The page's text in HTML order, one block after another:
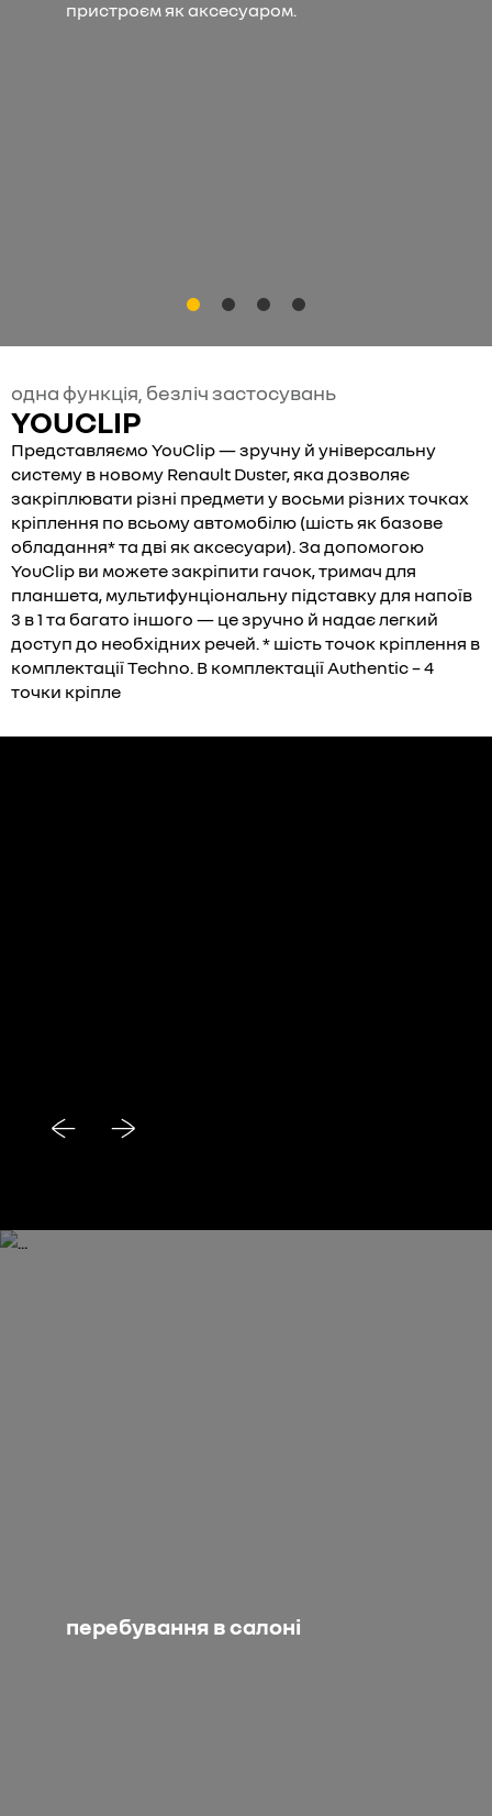
пристроєм як аксесуаром.
одна функція, безліч застосувань
YOUCLIP
Представляємо YouClip — зручну й універсальну
систему в новому Renault Duster, яка дозволяє
закріплювати різні предмети у восьми різних точках
кріплення по всьому автомобілю (шість як базове
обладання* та дві як аксесуари). За допомогою
YouClip ви можете закріпити гачок, тримач для
планшета, мультифунціональну підставку для напоїв
3 в 1 та багато іншого — це зручно й надає легкий
доступ до необхідних речей. * шість точок кріплення в
комплектації Techno. В комплектації Authentic – 4
точки кріпле
перебування в салоні